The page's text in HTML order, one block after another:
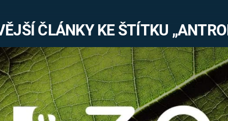
MARS
VÁLEČNÉ
Záhady a
ČLÁNKY KE ŠTÍTKU